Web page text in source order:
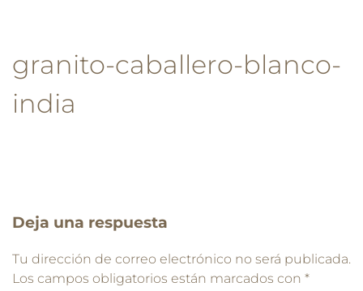
granito-caballero-blanco-
india
Deja una respuesta
Tu dirección de correo electrónico no será publicada.
Los campos obligatorios están marcados con *